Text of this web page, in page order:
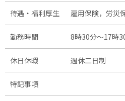
待遇・福利厚生 雇用保険，労災
勤務時間 8時30分〜17時
休日休暇 週休二日制
特記事項